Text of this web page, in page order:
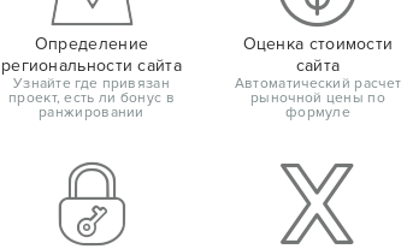
Определение
региональности сайта
Узнайте где привязан
проект, есть ли бонус в
ранжировании
Оценка стоимости
сайта
Автоматический расчет
рыночной цены по
формуле